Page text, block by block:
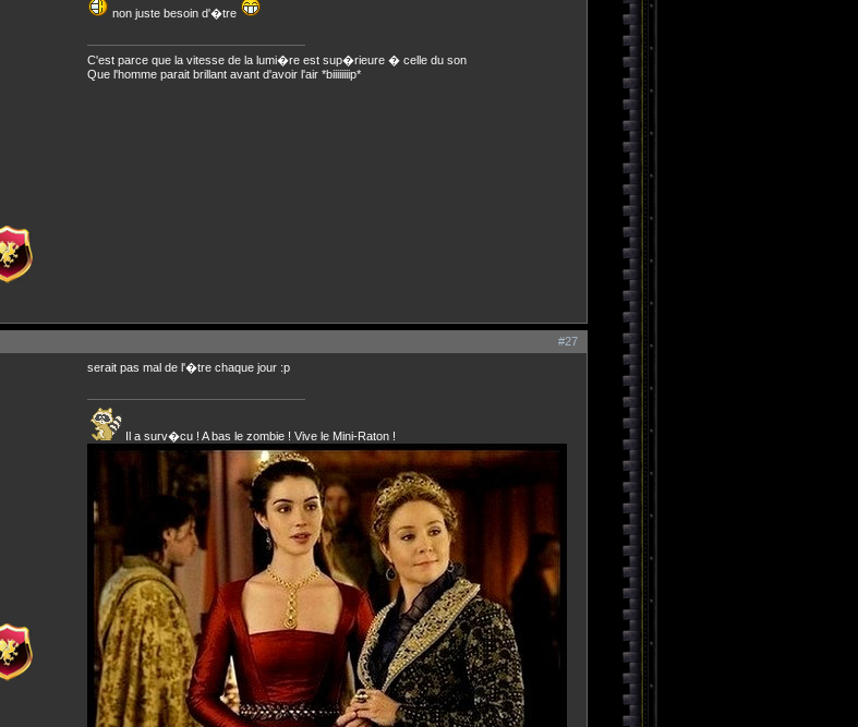
non juste besoin d'�tre
C'est parce que la vitesse de la lumi�re est sup�rieure � celle du son
Que l'homme parait brillant avant d'avoir l'air *biiiiiiiip*
#27
serait pas mal de l'�tre chaque jour :p
Il a surv�cu ! A bas le zombie ! Vive le Mini-Raton !